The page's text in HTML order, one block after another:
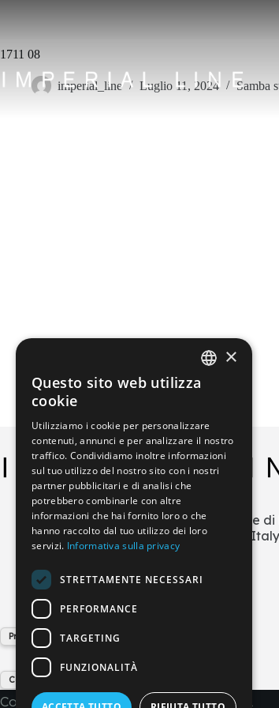
1711 08
imperial_line Luglio 11, 2024 Samba
Via L.Zecchetto n.1 – ZI La Salute di
30029 San Stino di Livenza (VE) Italy
+39 0421 290378
info@imperial-line.com
Privacy Policy
Cookie Policy
Copyright © 2026 - IMPERIAL LINE SRL
ENGLISH
FRENCH
×
Questo sito web utilizza
cookie
Utilizziamo i cookie per personalizzare
contenuti, annunci e per analizzare il nostro
traffico. Condividiamo inoltre informazioni
sul tuo utilizzo del nostro sito con i nostri
partner pubblicitari e di analisi che
potrebbero combinarle con altre
informazioni che hai fornito loro o che
hanno raccolto dal tuo utilizzo dei loro
servizi. Informativa sulla privacy
STRETTAMENTE NECESSARI
PERFORMANCE
TARGETING
FUNZIONALITÀ